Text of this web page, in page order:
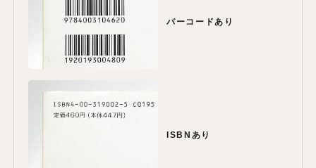
バーコードあり
ISBNあり